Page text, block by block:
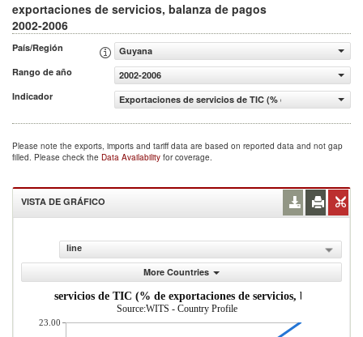
exportaciones de servicios, balanza de pagos
2002-2006
País/Región
Guyana
Rango de año
2002-2006
Indicador
Exportaciones de servicios de TIC (% de exportaciones
Please note the exports, imports and tariff data are based on reported data and not gap
filled. Please check the Data Availability for coverage.
VISTA DE GRÁFICO
line
More Countries
de servicios de TIC (% de exportaciones de servicios, balanza de
Source:WITS - Country Profile
23.00